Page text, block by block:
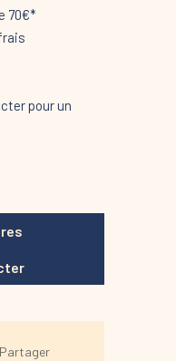
70€*
pour un
Partager